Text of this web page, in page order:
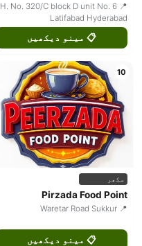
📍 H. No. 320/C block D unit No. 6
Latifabad Hyderabad
📋 مینو دیکھیں
10
سکھر
Pirzada Food Point
📍 Waretar Road Sukkur
📋 مینو دیکھیں